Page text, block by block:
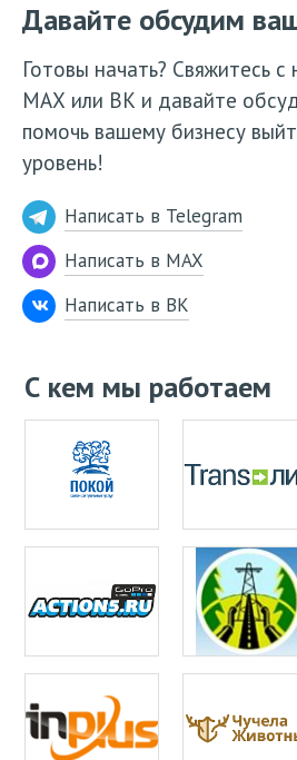
Давайте обсудим
Готовы начать? Свяжитесь
МАХ или ВК и давайте
помочь вашему бизнесу
уровень!
Написать в Telegram
Написать в MAX
Написать в ВК
С кем мы работаем